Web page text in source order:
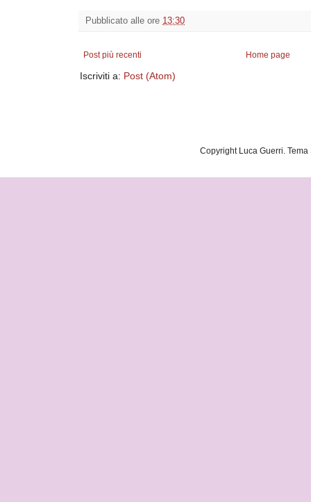
Pubblicato alle ore 13:30
Post più recenti Home page
Iscriviti a: Post (Atom)
Copyright Luca Guerri.